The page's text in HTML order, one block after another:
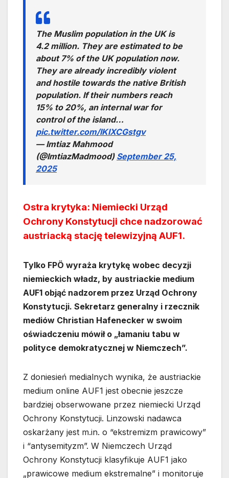
The Muslim population in the UK is
4.2 million. They are estimated to be
about 7% of the UK population now.
They are already incredibly violent
and hostile towards the native British
population. If their numbers reach
15% to 20%, an internal war for
control of the island…
pic.twitter.com/IKIXCGstgv
— Imtiaz Mahmood
(@ImtiazMadmood) September 25,
2025
Ostra krytyka: Niemiecki Urząd
Ochrony Konstytucji chce nadzorować
austriacką stację telewizyjną AUF1.
Tylko FPÖ wyraża krytykę wobec decyzji
niemieckich władz, by austriackie medium
AUF1 objąć nadzorem przez Urząd Ochrony
Konstytucji. Sekretarz generalny i rzecznik
mediów Christian Hafenecker w swoim
oświadczeniu mówił o „łamaniu tabu w
polityce demokratycznej w Niemczech”.
Z doniesień medialnych wynika, że austriackie
medium online AUF1 jest obecnie jeszcze
bardziej obserwowane przez niemiecki Urząd
Ochrony Konstytucji. Linzowski nadawca
oskarżany jest m.in. o “ekstremizm prawicowy”
i “antysemityzm”. W Niemczech Urząd
Ochrony Konstytucji klasyfikuje AUF1 jako
„prawicowe medium ekstremalne” i monitoruje